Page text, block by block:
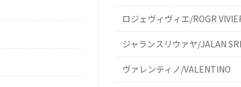
ロジェヴィヴィエ/ROGR
ジャランスリウァヤ/JALAN
ヴァレンティノ/VALENTINO